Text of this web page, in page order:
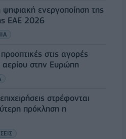
ενεργοποίηση της
ΕΑΕ 2026
στις αγορές
αερίου στην Ευρώπη
στρέφονται
πρόκληση η